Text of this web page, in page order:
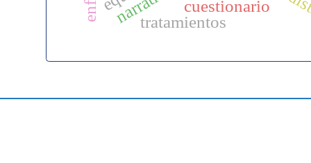
cuestionario
tratamientos